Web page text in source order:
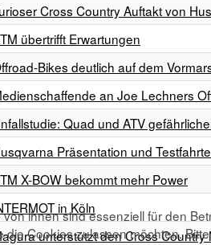
Cross Country Auftakt von
übertrifft Erwartungen
Bikes deutlich auf dem
an Joe Lechners
Quad und ATV
Präsentation und
X-BOW bekommt mehr Power
in Köln
unterstützt den Cross Country
ihnen sind essenziell für den
Cookies zulassen möchten.